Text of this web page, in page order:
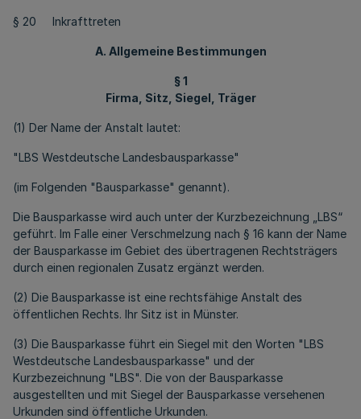
§ 20 Inkrafttreten
A. Allgemeine Bestimmungen
§ 1
Firma, Sitz, Siegel, Träger
(1) Der Name der Anstalt lautet:
"LBS Westdeutsche Landesbausparkasse"
(im Folgenden "Bausparkasse" genannt).
Die Bausparkasse wird auch unter der Kurzbezeichnung „LBS“
geführt. Im Falle einer Verschmelzung nach § 16 kann der Name
der Bausparkasse im Gebiet des übertragenen Rechtsträgers
durch einen regionalen Zusatz ergänzt werden.
(2) Die Bausparkasse ist eine rechtsfähige Anstalt des
öffentlichen Rechts. Ihr Sitz ist in Münster.
(3) Die Bausparkasse führt ein Siegel mit den Worten "LBS
Westdeutsche Landesbausparkasse" und der
Kurzbezeichnung "LBS". Die von der Bausparkasse
ausgestellten und mit Siegel der Bausparkasse versehenen
Urkunden sind öffentliche Urkunden.